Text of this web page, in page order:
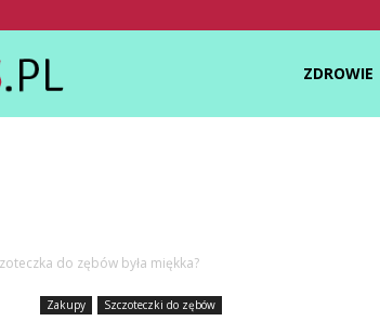
ZDROWIE
do zębów była miękka?
Zakupy Szczoteczki do zębów